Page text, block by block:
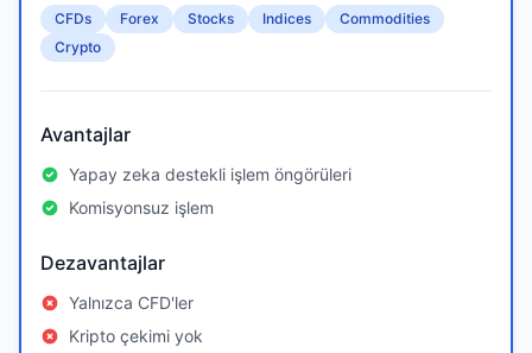
CFDs Forex Stocks Indices
Commodities
Crypto
Avantajlar
Yapay zeka destekli işlem öngörüleri
Komisyonsuz işlem
Dezavantajlar
Yalnızca CFD'ler
Kripto çekimi yok